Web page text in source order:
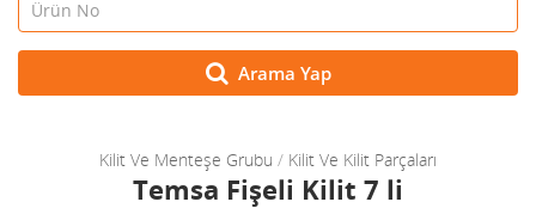
Arama Yap
Kilit Ve Menteşe Grubu / Kilit Ve Kilit Parçaları
Temsa Fişeli Kilit 7 li